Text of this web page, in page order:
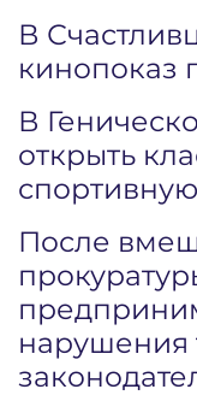
В
кинопоказ
В
открыть
После
нарушения